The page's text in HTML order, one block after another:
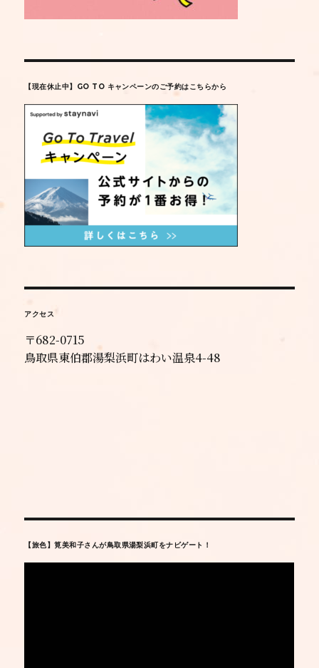
【現在休止中】GO TO キャンペーンのご予約はこちらから
アクセス
〒682-0715
鳥取県東伯郡湯梨浜町はわい温泉4-48
【旅色】筧美和子さんが鳥取県湯梨浜町をナビゲート！